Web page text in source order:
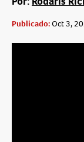
Publicado:Oct 3,